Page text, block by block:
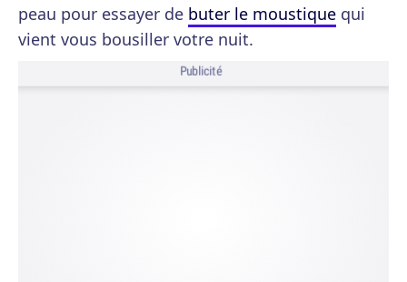
peau pour essayer de buter le moustique qui
vient vous bousiller votre nuit.
Publicité